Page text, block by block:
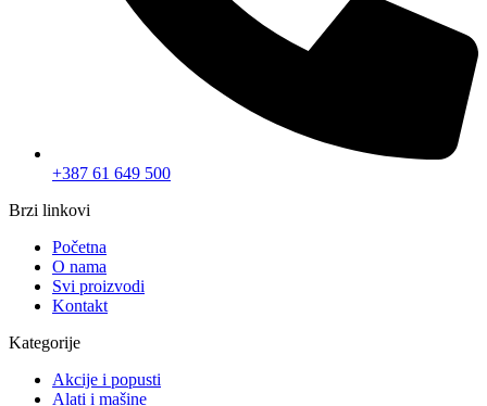
+387 61 649 500
Brzi linkovi
Početna
O nama
Svi proizvodi
Kontakt
Kategorije
Akcije i popusti
Alati i mašine